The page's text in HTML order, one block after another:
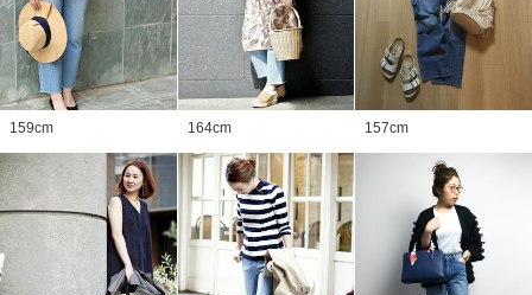
159cm 164cm 157cm